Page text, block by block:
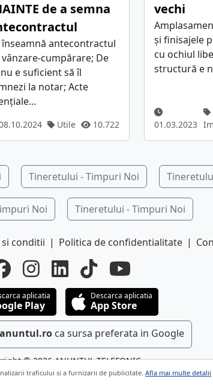
de a semna
înseamnă antecontractul
cumpărare; De
e suficient să îl
la notar; Acte
Utile 10.722
vechi
și finisajele
cu ochiul
structură e
01.03.2023
Tineretului - Timpuri Noi
Noi Tineretului - Timpuri Noi
conditii | Politica de confidentialitate |
aplicatia
Play
Descarca aplicatia
App Store
anuntul.roca sursa preferata in Google
© 2026 ANUNTUL TELEFONIC
Toate drepturile rezervate.
traficului si a furnizarii de publicitate. Afla mai multe detalii